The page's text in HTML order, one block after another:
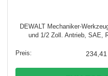
DEWALT Mechaniker-
und 1/2 Zoll. Antrieb, SAE,